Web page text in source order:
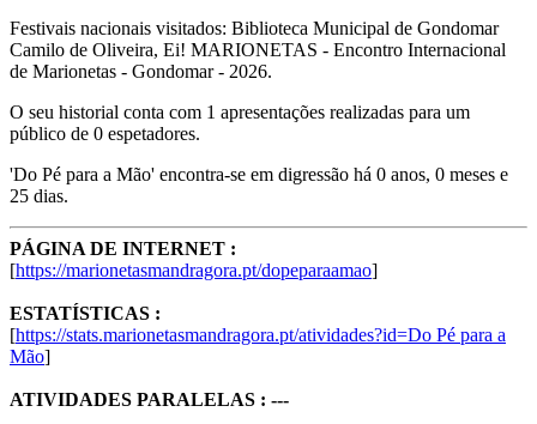
Festivais nacionais visitados: Biblioteca Municipal de Gondomar
Camilo de Oliveira, Ei! MARIONETAS - Encontro Internacional
de Marionetas - Gondomar - 2026.
O seu historial conta com 1 apresentações realizadas para um
público de 0 espetadores.
'Do Pé para a Mão' encontra-se em digressão há 0 anos, 0 meses e
25 dias.
PÁGINA DE INTERNET :
[https://marionetasmandragora.pt/dopeparaamao]
ESTATÍSTICAS :
[https://stats.marionetasmandragora.pt/atividades?id=Do Pé para a
Mão]
ATIVIDADES PARALELAS : ---